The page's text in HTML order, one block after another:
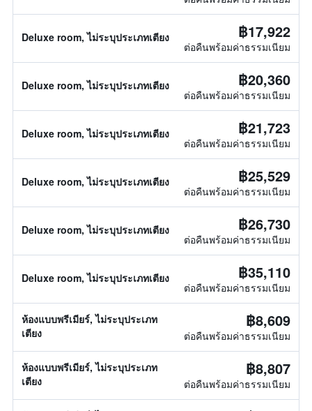
Deluxe room, ไม่ระบุประเภทเตียง ฿17,922
ต่อคืนพร้อมค่าธรรมเนียม
Deluxe room, ไม่ระบุประเภทเตียง ฿20,360
ต่อคืนพร้อมค่าธรรมเนียม
Deluxe room, ไม่ระบุประเภทเตียง ฿21,723
ต่อคืนพร้อมค่าธรรมเนียม
Deluxe room, ไม่ระบุประเภทเตียง ฿25,529
ต่อคืนพร้อมค่าธรรมเนียม
Deluxe room, ไม่ระบุประเภทเตียง ฿26,730
ต่อคืนพร้อมค่าธรรมเนียม
Deluxe room, ไม่ระบุประเภทเตียง ฿35,110
ต่อคืนพร้อมค่าธรรมเนียม
ห้องแบบพรีเมียร์, ไม่ระบุประเภท
เตียง
฿8,609
ต่อคืนพร้อมค่าธรรมเนียม
ห้องแบบพรีเมียร์, ไม่ระบุประเภท
เตียง
฿8,807
ต่อคืนพร้อมค่าธรรมเนียม